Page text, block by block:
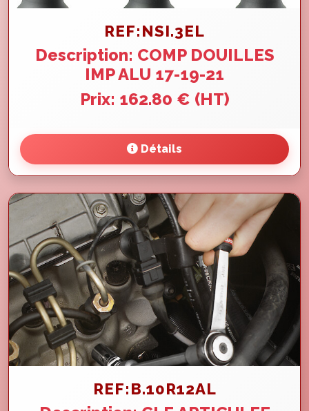
REF:NSI.3EL
Description: COMP DOUILLES
IMP ALU 17-19-21
Prix: 162.80 € (HT)
Détails
REF:B.10R12AL